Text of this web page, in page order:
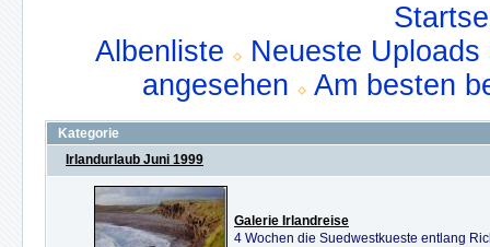
Albenliste
Neueste Uploads
angesehen
Am besten
Kategorie
Irlandurlaub Juni 1999
Galerie Irlandreise
4 Wochen die Suedwestkueste entlang